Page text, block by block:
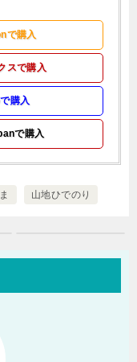
で購入
スで購入
購入
で購入
ま 山地ひでのり